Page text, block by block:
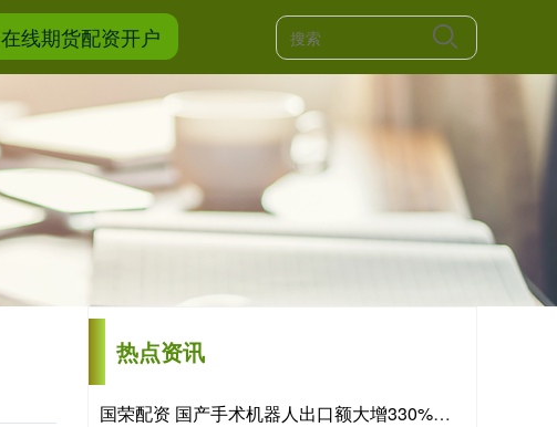
在线期货配资开户
热点资讯
国荣配资 国产手术机器人出口额大增330%，“新新三样”圈粉全球